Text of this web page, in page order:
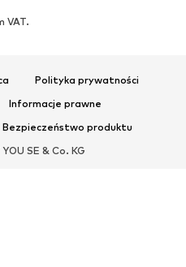
Dziedziny sportowe
VAT.
Polityka prywatności
Informacje prawne
Bezpieczeństwo produktu
SE & Co. KG